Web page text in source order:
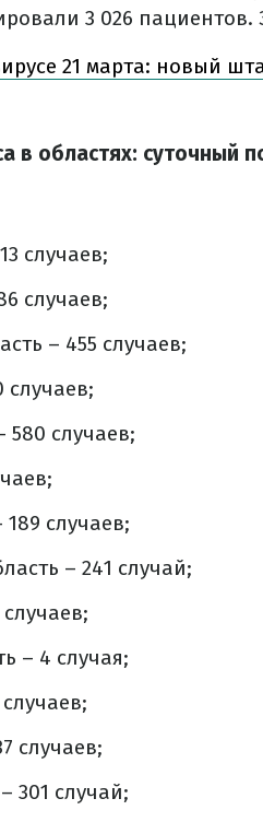
3 026 пациентов.
21 марта: новый
в областях: суточный
случаев;
случаев;
– 455 случаев;
случаев;
580 случаев;
случаев;
– 241 случай;
– 4 случая;
случаев;
301 случай;